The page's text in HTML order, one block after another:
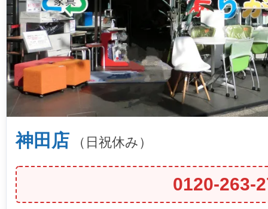
神田店 （日祝休み）
0120-263-